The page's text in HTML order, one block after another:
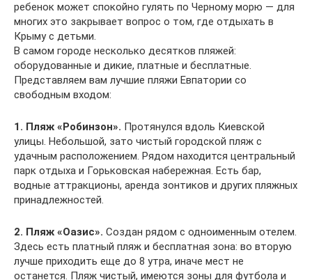
ребенок может спокойно гулять по Черному морю — для
многих это закрывает вопрос о том, где отдыхать в
Крыму с детьми.
В самом городе несколько десятков пляжей:
оборудованные и дикие, платные и бесплатные.
Представляем вам лучшие пляжи Евпатории со
свободным входом:
1. Пляж «Робинзон». Протянулся вдоль Киевской
улицы. Небольшой, зато чистый городской пляж с
удачным расположением. Рядом находится центральный
парк отдыха и Горьковская набережная. Есть бар,
водные аттракционы, аренда зонтиков и других пляжных
принадлежностей.
2. Пляж «Оазис». Создан рядом с одноименным отелем.
Здесь есть платный пляж и бесплатная зона: во вторую
лучше приходить еще до 8 утра, иначе мест не
останется. Пляж чистый, имеются зоны для футбола и